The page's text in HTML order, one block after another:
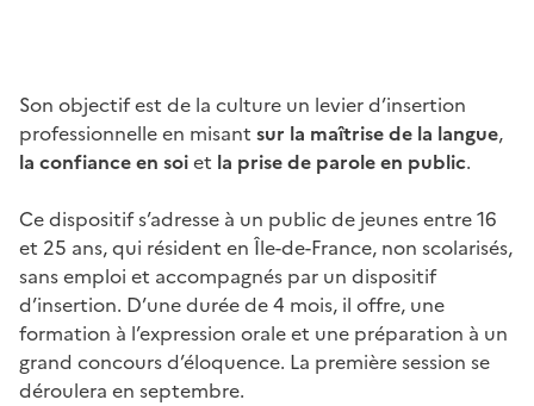
Son objectif est de la culture un levier d’insertion
professionnelle en misant sur la maîtrise de la langue,
la confiance en soiet la prise de parole en public.
Ce dispositif s’adresse à un public de jeunes entre 16
et 25 ans, qui résident en Île-de-France, non scolarisés,
sans emploi et accompagnés par un dispositif
d’insertion. D’une durée de 4 mois, il offre, une
formation à l’expression orale et une préparation à un
grand concours d’éloquence. La première session se
déroulera en septembre.